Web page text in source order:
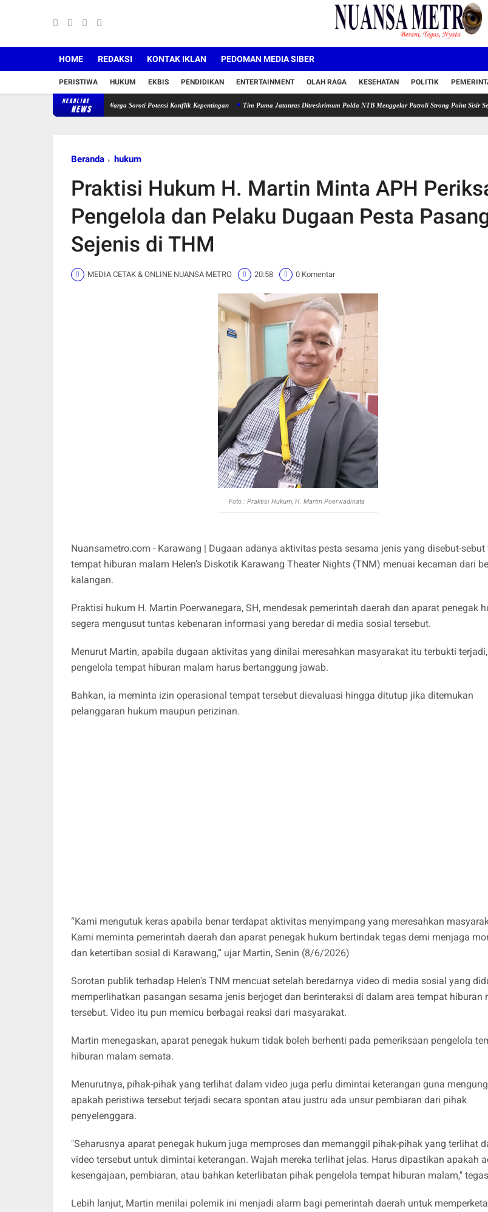
HOME REDAKSI KONTAK IKLAN PEDOMAN MEDIA SIBER
PERISTIWA HUKUM EKBIS PENDIDIKAN ENTERTAINMENT OLAH RAGA KESEHATAN POLITIK
HEADLINE
NEWS
BPD Mulyasari, Warga Soroti Potensi Konflik Kepentingan Tim Puma Jatanras Ditreskrimum Polda NTB Menggelar Patroli Strong Point Sisir Sejumlah Titik
Beranda hukum
Praktisi Hukum H. Martin Minta APH
Pengelola dan Pelaku Dugaan Pesta
Sejenis di THM
MEDIA CETAK & ONLINE NUANSA METRO 20:58 0 Komentar
Foto : Praktisi Hukum, H. Martin Poerwadinata
Nuansametro.com - Karawang | Dugaan adanya aktivitas pesta sesama jenis yang disebut-sebut
tempat hiburan malam Helen’s Diskotik Karawang Theater Nights (TNM) menuai kecaman dari
kalangan.
Praktisi hukum H. Martin Poerwanegara, SH, mendesak pemerintah daerah dan aparat penegak
segera mengusut tuntas kebenaran informasi yang beredar di media sosial tersebut.
Menurut Martin, apabila dugaan aktivitas yang dinilai meresahkan masyarakat itu terbukti
pengelola tempat hiburan malam harus bertanggung jawab.
Bahkan, ia meminta izin operasional tempat tersebut dievaluasi hingga ditutup jika ditemukan
pelanggaran hukum maupun perizinan.
“Kami mengutuk keras apabila benar terdapat aktivitas menyimpang yang meresahkan
Kami meminta pemerintah daerah dan aparat penegak hukum bertindak tegas demi menjaga
dan ketertiban sosial di Karawang,” ujar Martin, Senin (8/6/2026)
Sorotan publik terhadap Helen's TNM mencuat setelah beredarnya video di media sosial yang
memperlihatkan pasangan sesama jenis berjoget dan berinteraksi di dalam area tempat hiburan
tersebut. Video itu pun memicu berbagai reaksi dari masyarakat.
Martin menegaskan, aparat penegak hukum tidak boleh berhenti pada pemeriksaan pengelola
hiburan malam semata.
Menurutnya, pihak-pihak yang terlihat dalam video juga perlu dimintai keterangan guna
apakah peristiwa tersebut terjadi secara spontan atau justru ada unsur pembiaran dari pihak
penyelenggara.
"Seharusnya aparat penegak hukum juga memproses dan memanggil pihak-pihak yang terlihat
video tersebut untuk dimintai keterangan. Wajah mereka terlihat jelas. Harus dipastikan apakah
kesengajaan, pembiaran, atau bahkan keterlibatan pihak pengelola tempat hiburan malam,"
Lebih lanjut, Martin menilai polemik ini menjadi alarm bagi pemerintah daerah untuk